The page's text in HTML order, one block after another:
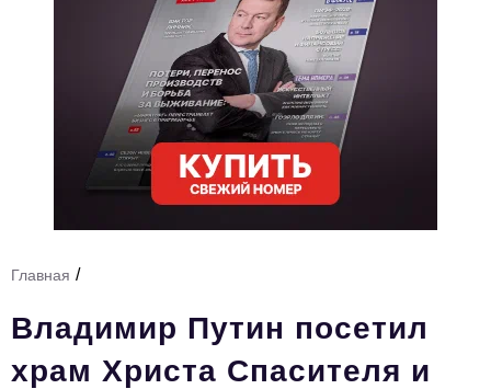
Регулирование
Премия "Тульский Бизнес"
История тульского предпринимательства
Тема номера
HR
Главная /
Владимир Путин посетил
храм Христа Спасителя и